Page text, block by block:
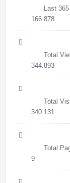
Last
166.878
Total
344.893
Total
340.131
Total
9